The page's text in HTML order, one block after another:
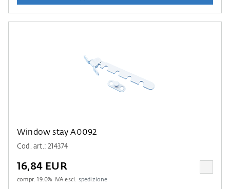
Window stay A0092
Cod. art.: 214374
16,84 EUR
compr.19.0% IVA escl. spedizione